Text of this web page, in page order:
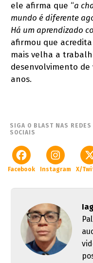
ele afirma que “a
mundo é diferente
Há um aprendizado
afirmou que
mais velha a
desenvolvimento de
anos.
SIGA O BLAST NAS REDES
SOCIAIS
Facebook Instagram X/